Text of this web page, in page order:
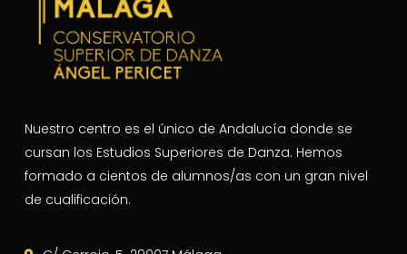
Nuestro centro es el único de Andalucía donde se
cursan los Estudios Superiores de Danza. Hemos
formado a cientos de alumnos/as con un gran nivel
de cualificación.